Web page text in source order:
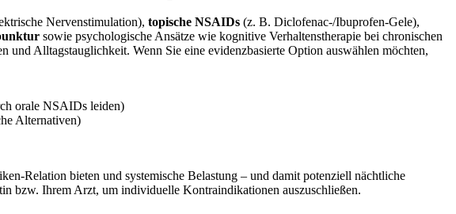
Nervenstimulation), topische NSAIDs (z. B. Diclofenac-/Ibuprofen‑Gele),
sowie psychologische Ansätze wie⁣ kognitive Verhaltenstherapie bei chronischen
Alltagstauglichkeit. ⁢Wenn Sie‌ eine evidenzbasierte Option auswählen möchten,
​orale NSAIDs leiden)
Alternativen)
bieten und systemische Belastung‌ – und‌ damit potenziell nächtliche
bzw. Ihrem​ Arzt, um individuelle Kontraindikationen auszuschließen.